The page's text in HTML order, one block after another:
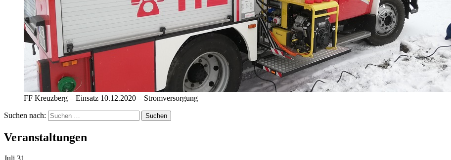
FF Kreuzberg – Einsatz 10.12.2020 – Stromversorgung
Suchen nach:
Veranstaltungen
Juli 31